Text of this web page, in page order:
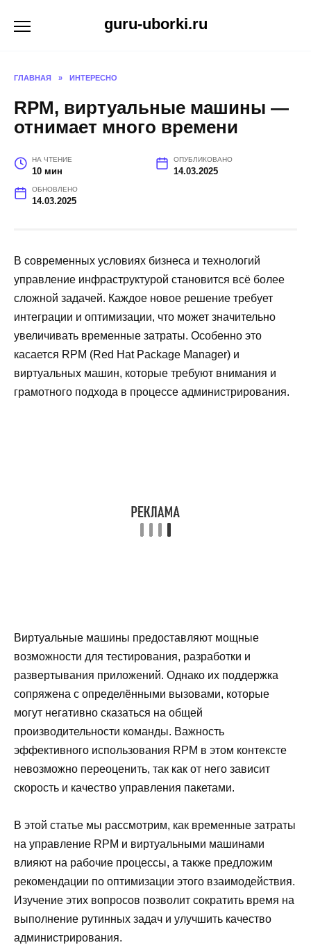
guru-uborki.ru
ГЛАВНАЯ » ИНТЕРЕСНО
RPM, виртуальные машины —
отнимает много времени
НА ЧТЕНИЕ
10 мин
ОПУБЛИКОВАНО
14.03.2025
ОБНОВЛЕНО
14.03.2025
В современных условиях бизнеса и технологий
управление инфраструктурой становится всё более
сложной задачей. Каждое новое решение требует
интеграции и оптимизации, что может значительно
увеличивать временные затраты. Особенно это
касается RPM (Red Hat Package Manager) и
виртуальных машин, которые требуют внимания и
грамотного подхода в процессе администрирования.
Виртуальные машины предоставляют мощные
возможности для тестирования, разработки и
развертывания приложений. Однако их поддержка
сопряжена с определёнными вызовами, которые
могут негативно сказаться на общей
производительности команды. Важность
эффективного использования RPM в этом контексте
невозможно переоценить, так как от него зависит
скорость и качество управления пакетами.
В этой статье мы рассмотрим, как временные затраты
на управление RPM и виртуальными машинами
влияют на рабочие процессы, а также предложим
рекомендации по оптимизации этого взаимодействия.
Изучение этих вопросов позволит сократить время на
выполнение рутинных задач и улучшить качество
администрирования.